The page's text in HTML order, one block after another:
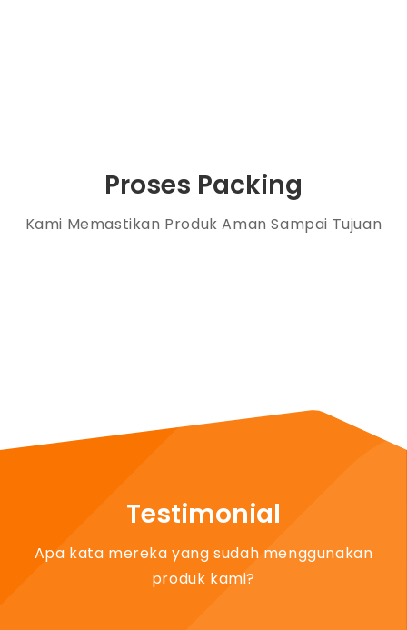
Proses Packing
Kami Memastikan Produk Aman Sampai Tujuan
Testimonial
Apa kata mereka yang sudah menggunakan
produk kami?